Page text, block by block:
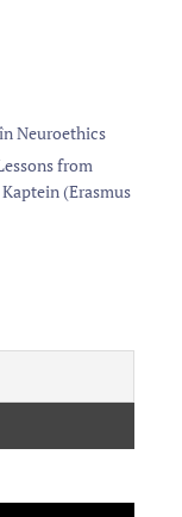
Neuroethics
from
(Erasmus